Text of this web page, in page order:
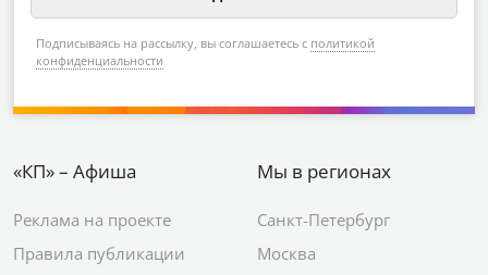
Подписываясь на рассылку, вы соглашаетесь с политикой
конфиденциальности
«КП» – Афиша
Реклама на проекте
Правила публикации
Мы в регионах
Санкт-Петербург
Москва